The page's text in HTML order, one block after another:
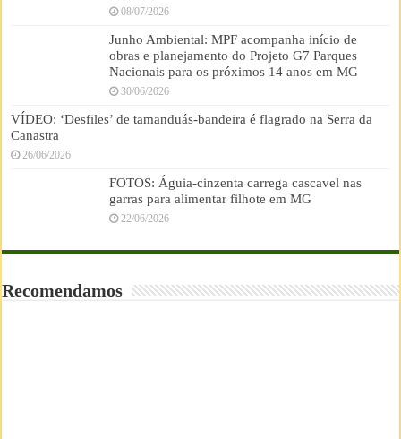
08/07/2026
Junho Ambiental: MPF acompanha início de
obras e planejamento do Projeto G7 Parques
Nacionais para os próximos 14 anos em MG
30/06/2026
VÍDEO: ‘Desfiles’ de tamanduás-bandeira é flagrado na Serra da
Canastra
26/06/2026
FOTOS: Águia-cinzenta carrega cascavel nas
garras para alimentar filhote em MG
22/06/2026
Recomendamos